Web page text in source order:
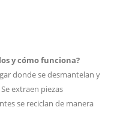
y cómo funciona?
donde se desmantelan y
extraen piezas
se reciclan de manera